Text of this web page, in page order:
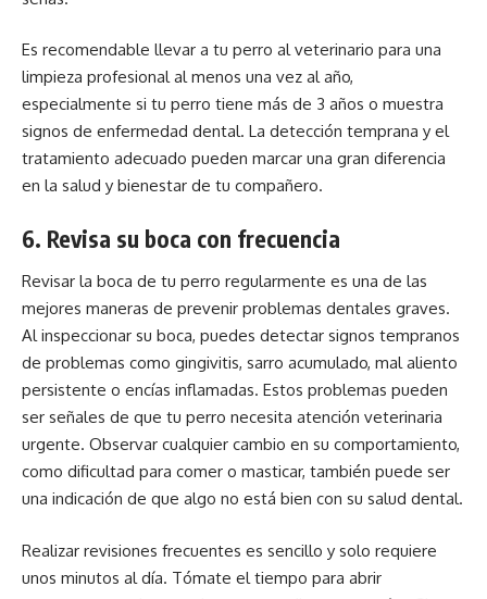
Es recomendable llevar a tu perro al veterinario para una
limpieza profesional al menos una vez al año,
especialmente si tu perro tiene más de 3 años o muestra
signos de enfermedad dental. La detección temprana y el
tratamiento adecuado pueden marcar una gran diferencia
en la salud y bienestar de tu compañero.
6. Revisa su boca con frecuencia
Revisar la boca de tu perro regularmente es una de las
mejores maneras de prevenir problemas dentales graves.
Al inspeccionar su boca, puedes detectar signos tempranos
de problemas como gingivitis, sarro acumulado, mal aliento
persistente o encías inflamadas. Estos problemas pueden
ser señales de que tu perro necesita atención veterinaria
urgente. Observar cualquier cambio en su comportamiento,
como dificultad para comer o masticar, también puede ser
una indicación de que algo no está bien con su salud dental.
Realizar revisiones frecuentes es sencillo y solo requiere
unos minutos al día. Tómate el tiempo para abrir